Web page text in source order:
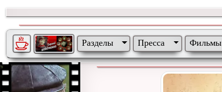
Разделы Пресса Фильмы